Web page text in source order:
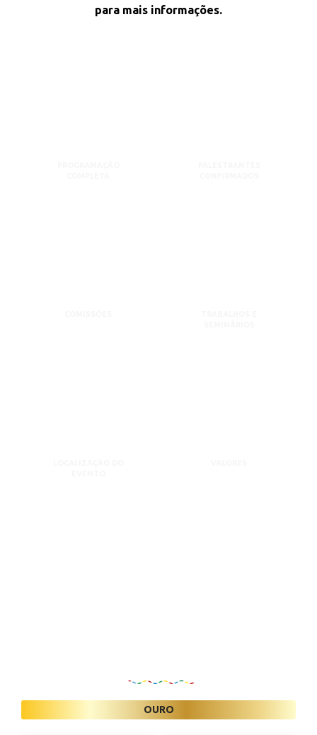
para mais informações.
OURO